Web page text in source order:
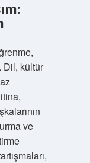
Dil, kültür
ve